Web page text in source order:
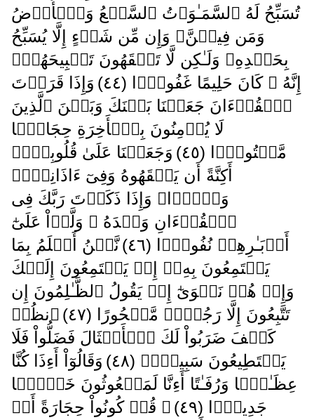
تُسَبِّحُ لَهُ ٱلسَّمَـٰوَٲتُ ٱلسَّبۡعُ وَٱلۡأَرۡضُ
وَمَن فِيہِنَّ‌ۚ وَإِن مِّن شَىۡءٍ إِلَّا يُسَبِّحُ
بِحَمۡدِهِۦ وَلَـٰكِن لَّا تَفۡقَهُونَ تَسۡبِيحَهُمۡ‌ۗ
إِنَّهُ ۥ كَانَ حَلِيمًا غَفُورً۬ا ( ٤٤ )
وَإِذَا قَرَأۡتَ
ٱلۡقُرۡءَانَ جَعَلۡنَا بَيۡنَكَ وَبَيۡنَ ٱلَّذِينَ
لَا يُؤۡمِنُونَ بِٱلۡأَخِرَةِ حِجَابً۬ا
مَّسۡتُورً۬ا ( ٤٥ )
وَجَعَلۡنَا عَلَىٰ قُلُوبِہِمۡ
أَكِنَّةً أَن يَفۡقَهُوهُ وَفِىٓ ءَاذَانِہِمۡ
وَقۡرً۬ا‌ۚ وَإِذَا ذَكَرۡتَ رَبَّكَ فِى
ٱلۡقُرۡءَانِ وَحۡدَهُ ۥ وَلَّوۡاْ عَلَىٰٓ
أَدۡبَـٰرِهِمۡ نُفُورً۬ا ( ٤٦ )
نَّحۡنُ أَعۡلَمُ بِمَا
يَسۡتَمِعُونَ بِهِۦۤ إِذۡ يَسۡتَمِعُونَ إِلَيۡكَ
وَإِذۡ هُمۡ نَجۡوَىٰٓ إِذۡ يَقُولُ ٱلظَّـٰلِمُونَ إِن
تَتَّبِعُونَ إِلَّا رَجُلاً۬ مَّسۡحُورًا ( ٤٧ )
ٱنظُرۡ
كَيۡفَ ضَرَبُواْ لَكَ ٱلۡأَمۡثَالَ فَضَلُّواْ فَلَا
يَسۡتَطِيعُونَ سَبِيلاً۬ ( ٤٨ )
وَقَالُوٓاْ أَءِذَا كُنَّا
عِظَـٰمً۬ا وَرُفَـٰتًا أَءِنَّا لَمَبۡعُوثُونَ خَلۡقً۬ا
جَدِيدً۬ا ( ٤٩ )
۞ قُلۡ كُونُواْ حِجَارَةً أَوۡ